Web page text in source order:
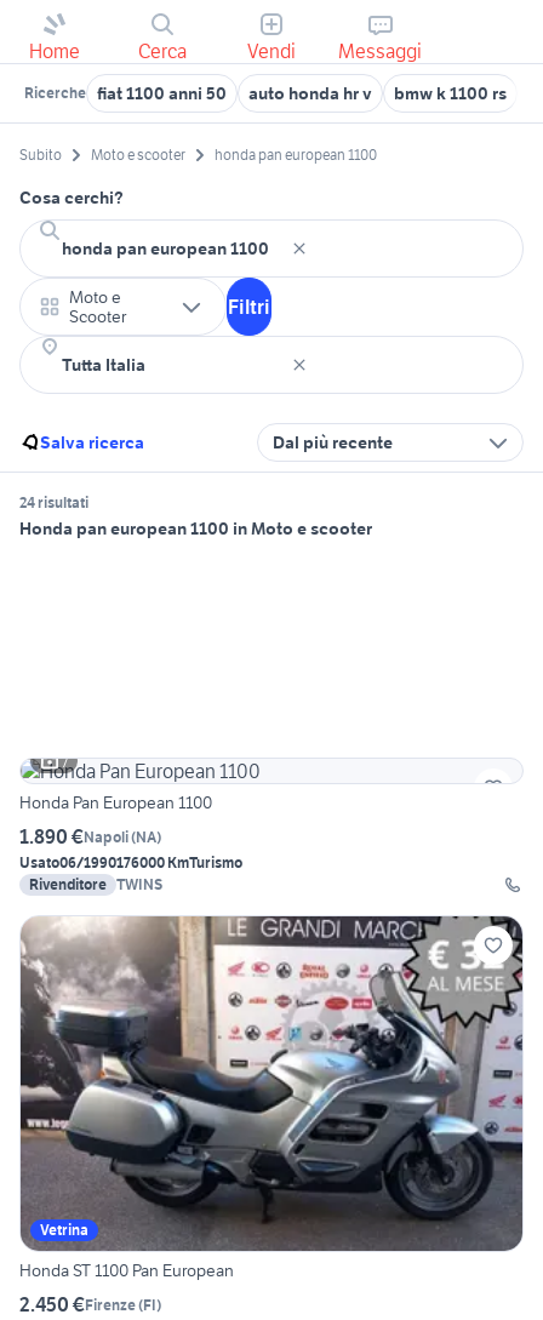
Home Cerca Vendi Messaggi
Ricerche fiat 1100 anni 50 auto honda hr v bmw k 1100 rs
Subito Moto e scooter honda pan european 1100
Cosa cerchi?
Moto e
Scooter
Filtri
Salva ricerca Dal più recente
24 risultati
Honda pan european 1100 in Moto e scooter
7
Honda Pan European 1100
1.890 €Napoli(NA)
Usato06/1990176000 KmTurismo
Rivenditore TWINS
Vetrina
Honda ST 1100 Pan European
2.450 €Firenze(FI)